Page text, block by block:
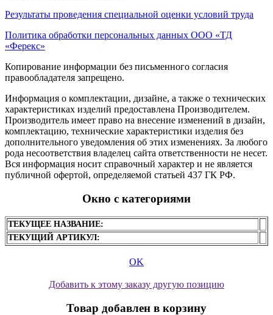
Результаты проведения специальной оценки условий труда
Политика обработки персональных данных ООО «ТД
«Ферекс»
Копирование информации без письменного согласия
правообладателя запрещено.
Информация о комплектации, дизайне, а также о технических
характеристиках изделий предоставлена Производителем.
Производитель имеет право на внесение изменений в дизайн,
комплектацию, технические характеристики изделия без
дополнительного уведомления об этих изменениях. За любого
рода несоответствия владелец сайта ответственности не несет.
Вся информация носит справочный характер и не является
публичной офертой, определяемой статьей 437 ГК РФ.
Окно с категориями
ТЕКУЩЕЕ НАЗВАНИЕ:
ТЕКУЩИЙ АРТИКУЛ:
OK
Добавить к этому заказу другую позицию
Товар добавлен в корзину